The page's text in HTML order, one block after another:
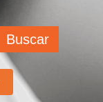
Buscar